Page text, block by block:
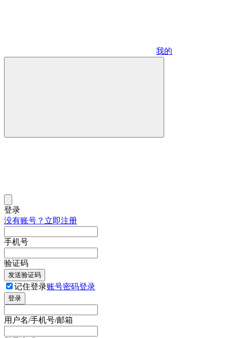
我的
登录
没有账号？立即注册
手机号
验证码
发送验证码
记住登录账号密码登录
登录
用户名/手机号/邮箱